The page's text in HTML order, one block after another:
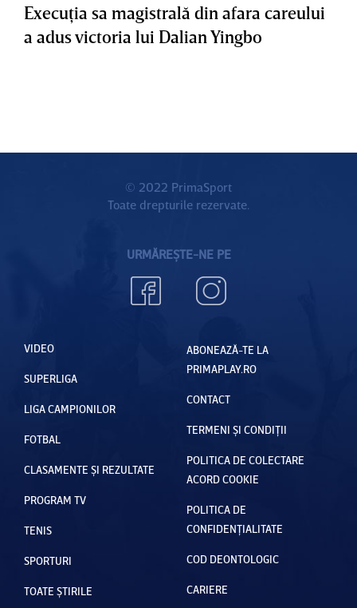
Execuţia sa magistrală din afara careului
a adus victoria lui Dalian Yingbo
© 2022 PrimaSport
Toate drepturile rezervate.
URMĂREȘTE-NE PE
VIDEO
SUPERLIGA
LIGA CAMPIONILOR
FOTBAL
CLASAMENTE ȘI REZULTATE
PROGRAM TV
TENIS
SPORTURI
TOATE ȘTIRILE
ABONEAZĂ-TE LA
PRIMAPLAY.RO
CONTACT
TERMENI ȘI CONDIȚII
POLITICA DE COLECTARE
ACORD COOKIE
POLITICA DE
CONFIDENȚIALITATE
COD DEONTOLOGIC
CARIERE